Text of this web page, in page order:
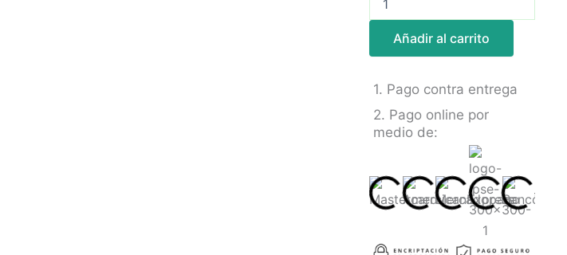
SK-
1924:
Alisado
Perfecto
de
Larga
Duración
cantidad
Añadir al carrito
1. Pago contra entrega
2. Pago online por
medio de: